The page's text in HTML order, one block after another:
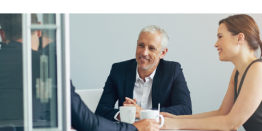
van financiële instellingen te versterken in het licht
van digitale risico's.